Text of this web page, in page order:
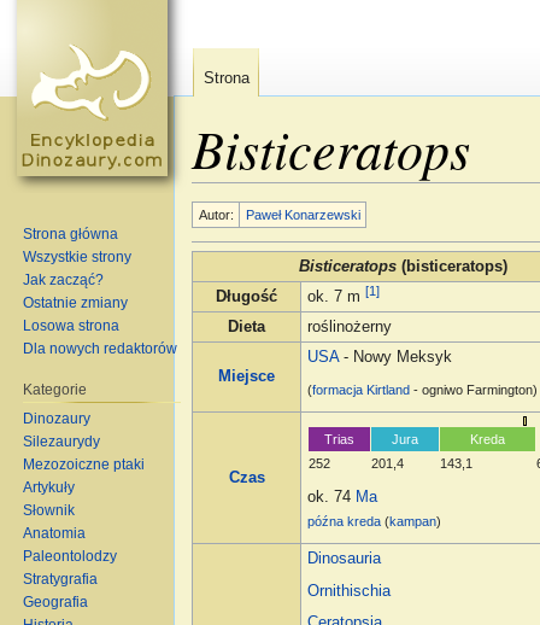
Bisticeratops
Autor: Paweł Konarzewski
Bisticeratops(bisticeratops)
Długość
ok. 7 m[1]
Dieta roślinożerny
Miejsce
USA- Nowy Meksyk
(formacja Kirtland - ogniwo Farmington)
Czas
Trias
252
Jura
201,4
Kreda
143,1
ok. 74 Ma
późna kreda (kampan)
Dinosauria
Ornithischia
Strona
Strona główna
Wszystkie strony
Jak zacząć?
Ostatnie zmiany
Losowa strona
Dla nowych redaktorów
Kategorie
Dinozaury
Silezaurydy
Mezozoiczne ptaki
Artykuły
Słownik
Anatomia
Paleontolodzy
Stratygrafia
Geografia